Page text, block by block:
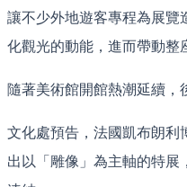
讓不少外地遊客專程為展覽
化觀光的動能，進而帶動整
隨著美術館開館熱潮延續，
文化處預告，法國凱布朗
出以「雕像」為主軸的特